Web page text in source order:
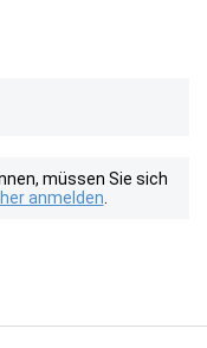
müssen Sie sich
anmelden